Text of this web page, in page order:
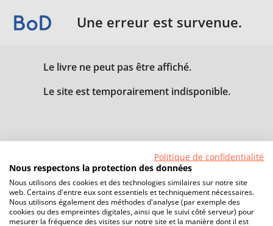
Une erreur est survenue.
Le livre ne peut pas être affiché.
Le site est temporairement indisponible.
Politique de confidentialité
Nous respectons la protection des données
Nous utilisons des cookies et des technologies similaires sur notre site
web. Certains d'entre eux sont essentiels et techniquement nécessaires.
Nous utilisons également des méthodes d'analyse (par exemple des
cookies ou des empreintes digitales, ainsi que le suivi côté serveur) pour
mesurer la fréquence des visites sur notre site et la manière dont il est